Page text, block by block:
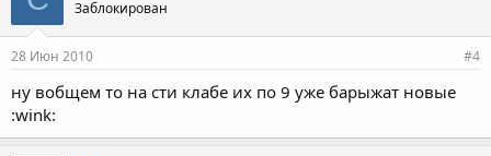
Заблокирован
28 Июн 2010 #4
ну вобщем то на сти клабе их по 9 уже барыжат новые
:wink: